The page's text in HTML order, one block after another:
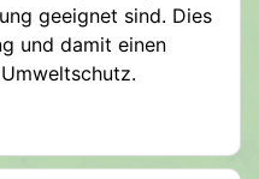
geeignet sind. Dies
und damit einen